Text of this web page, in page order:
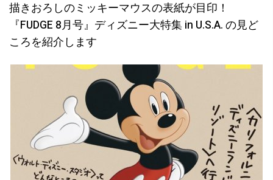
描きおろしのミッキーマウスの表紙が目印！
『FUDGE 8月号』ディズニー大特集 in U.S.A. の見ど
ころを紹介します